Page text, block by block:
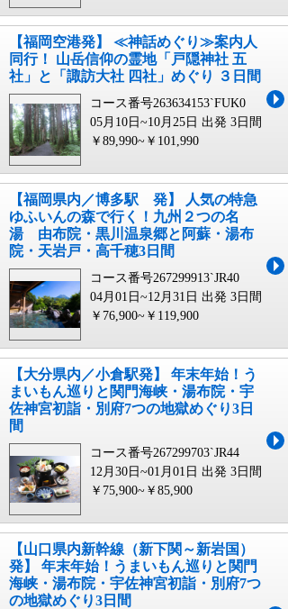
【福岡空港発】 ≪神話めぐり≫案内人
同行！ 山岳信仰の霊地「戸隠神社 五
社」と「諏訪大社 四社」めぐり ３日間
コース番号263634153`FUK0
05月10日~10月25日 出発 3日間
￥89,990~￥101,990
【福岡県内／博多駅 発】 人気の特急
ゆふいんの森で行く！九州２つの名
湯 由布院・黒川温泉郷と阿蘇・湯布
院・天岩戸・高千穂3日間
コース番号267299913`JR40
04月01日~12月31日 出発 3日間
￥76,900~￥119,900
【大分県内／小倉駅発】 年末年始！う
まいもん巡りと関門海峡・湯布院・宇
佐神宮初詣・別府7つの地獄めぐり3日
間
コース番号267299703`JR44
12月30日~01月01日 出発 3日間
￥75,900~￥85,900
【山口県内新幹線（新下関～新岩国）
発】 年末年始！うまいもん巡りと関門
海峡・湯布院・宇佐神宮初詣・別府7つ
の地獄めぐり3日間